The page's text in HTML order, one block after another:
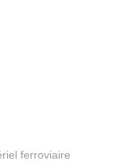
ferroviaire